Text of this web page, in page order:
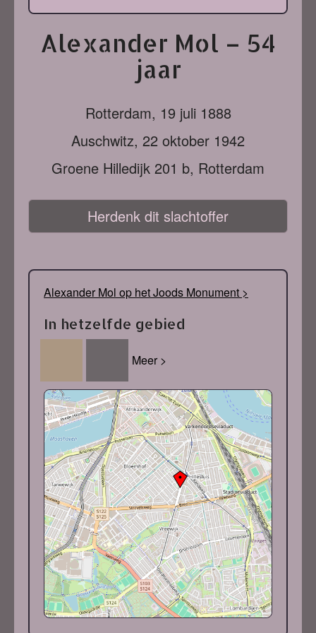
Alexander Mol – 54
jaar
Rotterdam, 19 juli 1888
Auschwitz, 22 oktober 1942
Groene Hilledijk 201 b, Rotterdam
Herdenk dit slachtoffer
Alexander Mol op het Joods Monument >
In hetzelfde gebied
Meer >